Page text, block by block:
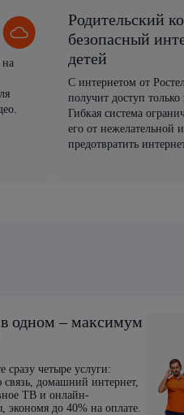
на
Родительский
безопасный
детей
С интернетом от
получит доступ
Гибкая система
его от нежелательной
предотвратить
одном – максимум
сразу четыре услуги:
домашний интернет,
ТВ и онлайн-
экономя до 40% на оплате.